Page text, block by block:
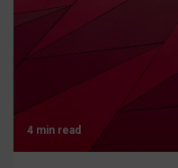
4 min read